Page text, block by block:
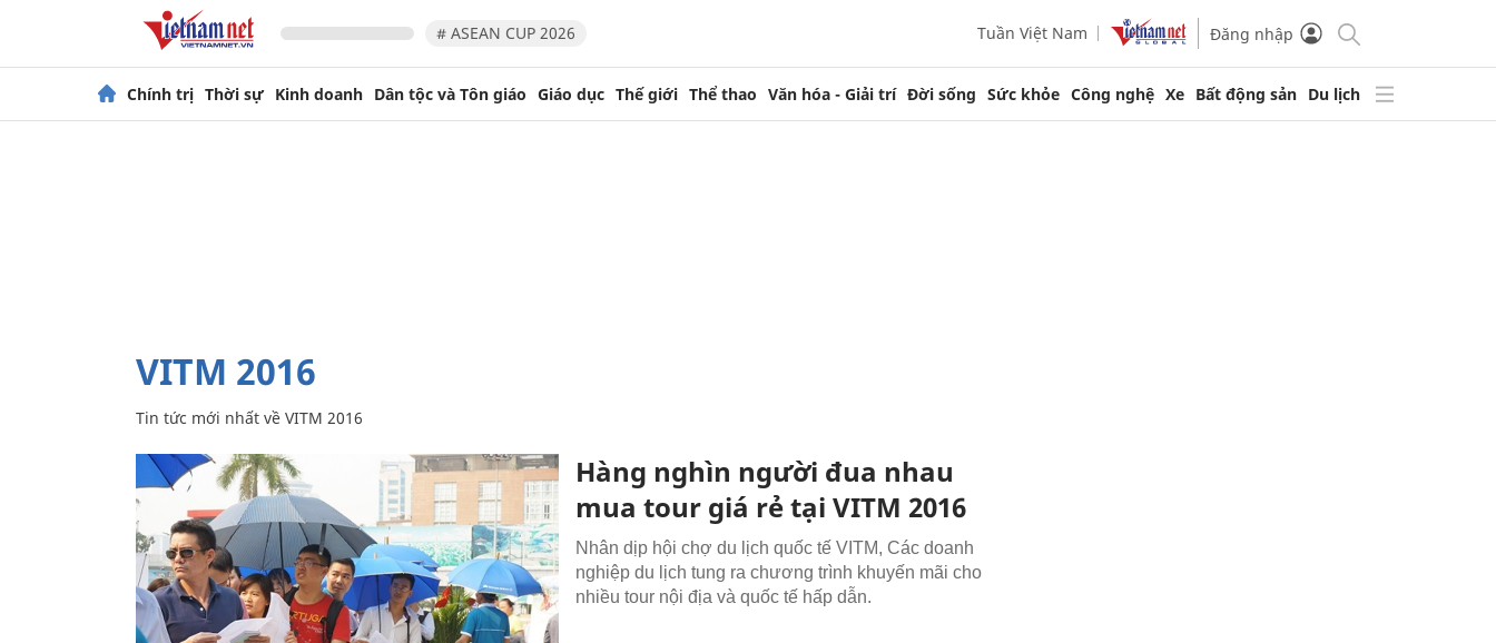
# ASEAN CUP 2026 Tuần Việt Nam Đăng nhập
Chính trị Thời sự Kinh doanh Dân tộc và Tôn giáo Giáo dục Thế giới Thể thao Văn hóa - Giải trí Đời sống Sức khỏe Công nghệ Xe Bất động sản Du lịch
VITM 2016
Tin tức mới nhất về VITM 2016
Hàng nghìn người đua nhau
mua tour giá rẻ tại VITM 2016
Nhân dịp hội chợ du lịch quốc tế VITM, Các doanh
nghiệp du lịch tung ra chương trình khuyến mãi cho
nhiều tour nội địa và quốc tế hấp dẫn.